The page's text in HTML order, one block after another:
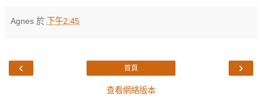
Agnes 於 下午2:45
‹ ›
首頁
查看網絡版本